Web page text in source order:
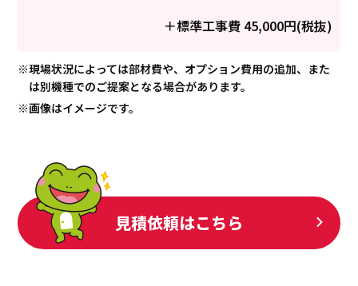
＋標準工事費 45,000円(税抜)
現場状況によっては部材費や、オプション費用の追加、また
は別機種でのご提案となる場合があります。
画像はイメージです。
見積依頼はこちら